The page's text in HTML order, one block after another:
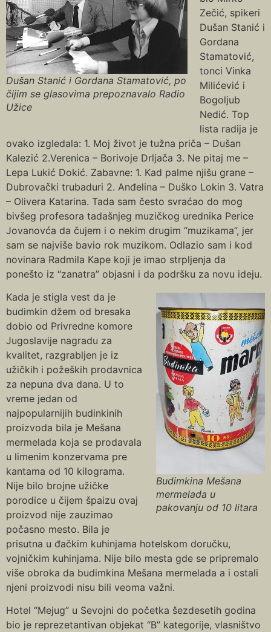
Dušan Stanić i Gordana Stamatović, po
čijim se glasovima prepoznavalo Radio
Užice
Zečić, spikeri
Dušan Stanić i
Gordana
Stamatović,
tonci Vinka
Milićević i
Bogoljub
Nedić. Top
lista radija je
ovako izgledala: 1. Moj život je tužna priča – Dušan
Kalezić 2.Verenica – Borivoje Drljača 3. Ne pitaj me –
Lepa Lukić Dokić. Zabavne: 1. Kad palme njišu grane –
Dubrovački trubaduri 2. Anđelina – Duško Lokin 3. Vatra
– Olivera Katarina. Tada sam često svraćao do mog
bivšeg profesora tadašnjeg muzičkog urednika Perice
Jovanovća da čujem i o nekim drugim “muzikama”, jer
sam se najviše bavio rok muzikom. Odlazio sam i kod
novinara Radmila Kape koji je imao strpljenja da
ponešto iz “zanatra” objasni i da podršku za novu ideju.
Budimkina Mešana
mermelada u
pakovanju od 10 litara
Kada je stigla vest da je
budimkin džem od bresaka
dobio od Privredne komore
Jugoslavije nagradu za
kvalitet, razgrabljen je iz
užičkih i požeških prodavnica
za nepuna dva dana. U to
vreme jedan od
najpopularnijih budinkinih
proizvoda bila je Mešana
mermelada koja se prodavala
u limenim konzervama pre
kantama od 10 kilograma.
Nije bilo brojne užičke
porodice u čijem špaizu ovaj
proizvod nije zauzimao
počasno mesto. Bila je
prisutna u đačkim kuhinjama hotelskom doručku,
vojničkim kuhinjama. Nije bilo mesta gde se pripremalo
više obroka da budimkina Mešana mermelada a i ostali
njeni proizvodi nisu bili veoma važni.
Hotel “Mejug” u Sevojni do početka šezdesetih godina
bio je reprezetantivan objekat “B” kategorije, vlasništvo